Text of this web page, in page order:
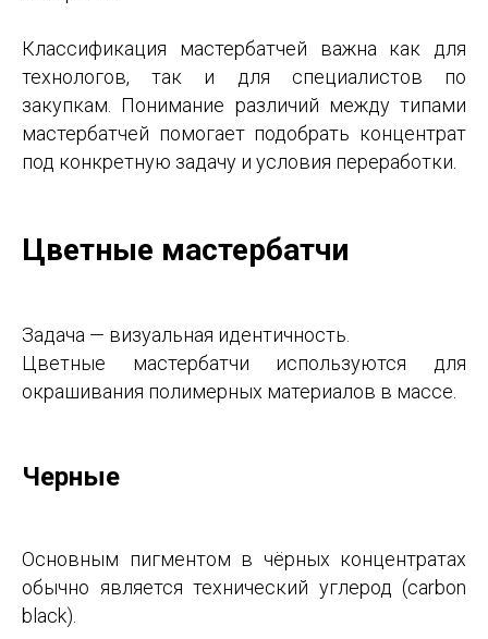
Классификация мастербатчей важна как для
технологов, так и для специалистов по
закупкам. Понимание различий между типами
мастербатчей помогает подобрать концентрат
под конкретную задачу и условия переработки.
Цветные мастербатчи
Задача — визуальная идентичность.
Цветные мастербатчи используются для
окрашивания полимерных материалов в массе.
Черные
Основным пигментом в чёрных концентратах
обычно является технический углерод (carbon
black).